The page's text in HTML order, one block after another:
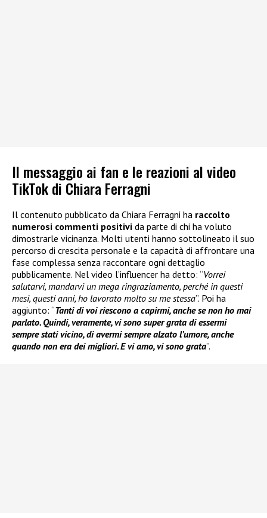
Il messaggio ai fan e le reazioni al video
TikTok di Chiara Ferragni
Il contenuto pubblicato da Chiara Ferragni ha raccolto
numerosi commenti positivi da parte di chi ha voluto
dimostrarle vicinanza. Molti utenti hanno sottolineato il suo
percorso di crescita personale e la capacità di affrontare una
fase complessa senza raccontare ogni dettaglio
pubblicamente. Nel video l’influencer ha detto: “Vorrei
salutarvi, mandarvi un mega ringraziamento, perché in questi
mesi, questi anni, ho lavorato molto su me stessa”. Poi ha
aggiunto: “Tanti di voi riescono a capirmi, anche se non ho mai
parlato. Quindi, veramente, vi sono super grata di essermi
sempre stati vicino, di avermi sempre alzato l’umore, anche
quando non era dei migliori. E vi amo, vi sono grata”.